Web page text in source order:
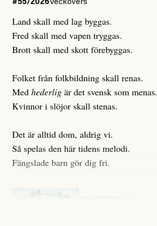
#55/2026Veckovers
Land skall med lag byggas.
Fred skall med vapen tryggas.
Brott skall med skott förebyggas.
Folket från folkbildning skall renas.
Med hederlig är det svensk som menas.
Kvinnor i slöjor skall stenas.
Det är alltid dom, aldrig vi.
Så spelas den här tidens melodi.
Fängslade barn gör dig fri.